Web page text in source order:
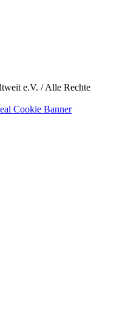
e.V. / Alle Rechte
Cookie Banner